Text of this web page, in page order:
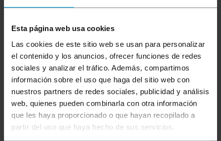
Esta página web usa cookies
Las cookies de este sitio web se usan para personalizar
el contenido y los anuncios, ofrecer funciones de redes
sociales y analizar el tráfico. Además, compartimos
información sobre el uso que haga del sitio web con
nuestros partners de redes sociales, publicidad y análisis
web, quienes pueden combinarla con otra información
que les haya proporcionado o que hayan recopilado a
partir del uso que haya hecho de sus servicios.
Ethernet). Rechenzentrum und jedes Gerät, das eine
Verbindung mit speziellen Videosender-Sets können
Design mit verdrillten Paaren mit dem Ziel,
elektrische Störungen so weit wie möglich zu
reduzieren und den anspruchsvollsten Vorschriften
zu entsprechen.
Spezifikationen
Kategorie 6a SFTP (Kat. 6a) RJ45-Ethernet-
Netzwerkkabel.
Kabellänge 0,5 m (50 cm).
Graues Ethernet-Kabel.